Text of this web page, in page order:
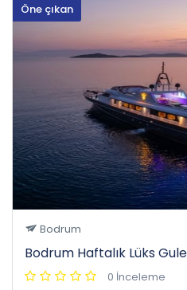
Öne çıkan
Bodrum
Bodrum Haftalık Lüks
0 İnceleme